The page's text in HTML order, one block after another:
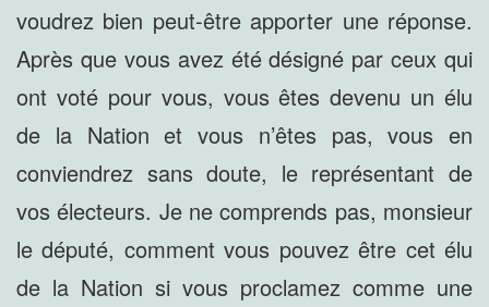
voudrez bien peut-être apporter une réponse.
Après que vous avez été désigné par ceux qui
ont voté pour vous, vous êtes devenu un élu
de la Nation et vous n’êtes pas, vous en
conviendrez sans doute, le représentant de
vos électeurs. Je ne comprends pas, monsieur
le député, comment vous pouvez être cet élu
de la Nation si vous proclamez comme une